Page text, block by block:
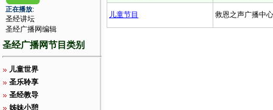
正在播放:
圣经讲坛
圣经广播网编辑
圣经广播网节目类别
儿童世界
圣乐聆享
圣经教导
姊妹小憩
儿童节目 救恩之声广播中心